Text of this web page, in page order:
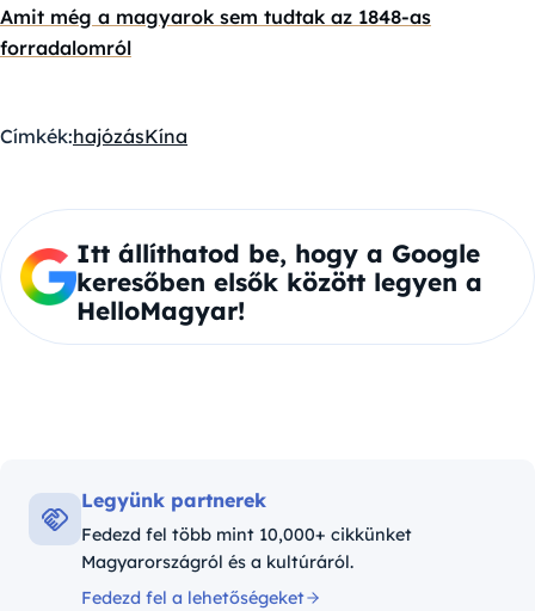
Amit még a magyarok sem tudtak az 1848-as
forradalomról
Címkék:hajózásKína
Itt állíthatod be, hogy a Google
keresőben elsők között legyen a
HelloMagyar!
Legyünk partnerek
Fedezd fel több mint 10,000+ cikkünket
Magyarországról és a kultúráról.
Fedezd fel a lehetőségeket